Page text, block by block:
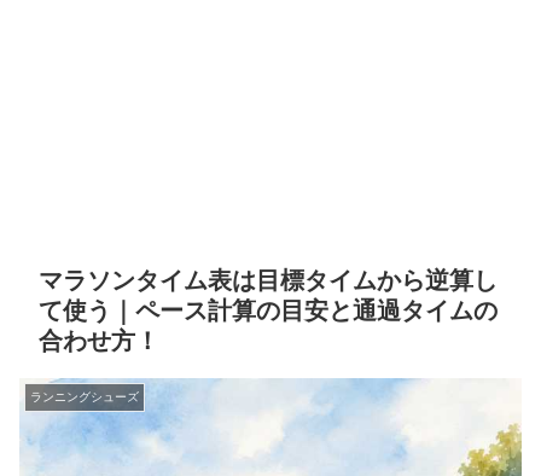
マラソンタイム表は目標タイムから逆算し
て使う｜ペース計算の目安と通過タイムの
合わせ方！
ランニングシューズ